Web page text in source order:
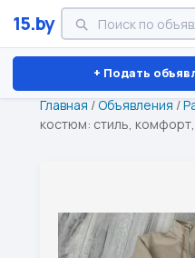
15.by
+ Подать
Минск Витебск
Главная /Объявления /
костюм: стиль,